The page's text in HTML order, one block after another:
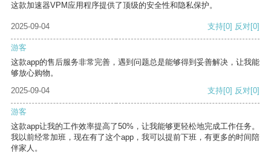
这款加速器VPM应用程序提供了顶级的安全性和隐私保护。
2025-09-04 支持[0] 反对[0]
游客
这款app的售后服务非常完善，遇到问题总是能够得到妥善解决，让我能
够放心购物。
2025-09-04
支持[0] 反对[0]
游客
这款app让我的工作效率提高了50%，让我能够更轻松地完成工作任务。
我以前经常加班，现在有了这个app，我可以提前下班，有更多的时间陪
伴家人。